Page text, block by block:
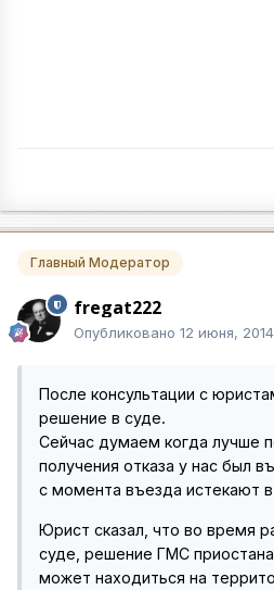
Главный Модератор
fregat222
Опубликовано 12 июня, 2014
После консультации с
решение в суде.
Сейчас думаем когда лучше
получения отказа у нас был
с момента въезда истекают в
Юрист сказал, что во время
суде, решение ГМС
может находиться на